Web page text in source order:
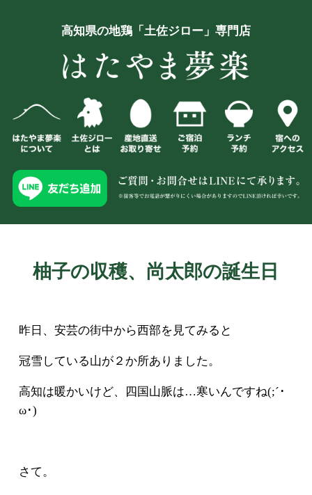
高知県の地鶏「土佐ジロー」専門店
柚子の収穫、尚太郎の誕生日
昨日、安芸の街中から西部を見てみると
冠雪している山が２か所ありました。
高知は暖かいけど、四国山脈は…寒いんですね(;´･
ω･)
さて。